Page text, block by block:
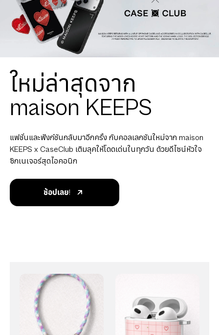
ใหม่ล่าสุดจาก
maison KEEPS
แฟชั่นและฟังก์ชันกลับมาอีกครั้ง กับคอลเลกชันใหม่จาก maison
KEEPS x CaseClub เติมลุคให้โดดเด่นในทุกวัน ด้วยดีไซน์หัวใจ
ซิกเนเจอร์สุดไอคอนิก
ช้อปเลย!